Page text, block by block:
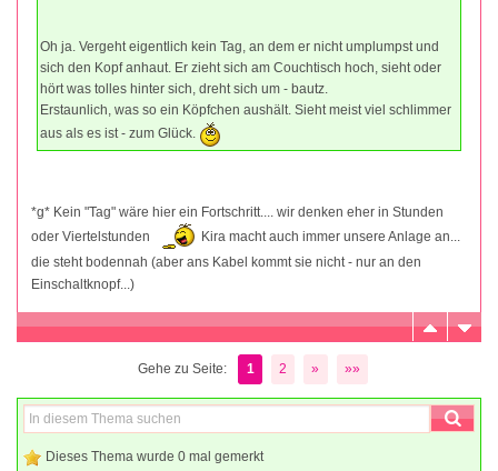
Oh ja. Vergeht eigentlich kein Tag, an dem er nicht umplumpst und
sich den Kopf anhaut. Er zieht sich am Couchtisch hoch, sieht oder
hört was tolles hinter sich, dreht sich um - bautz.
Erstaunlich, was so ein Köpfchen aushält. Sieht meist viel schlimmer
aus als es ist - zum Glück.
*g* Kein "Tag" wäre hier ein Fortschritt.... wir denken eher in Stunden
oder Viertelstunden
Kira macht auch immer unsere Anlage an...
die steht bodennah (aber ans Kabel kommt sie nicht - nur an den
Einschaltknopf...)
Gehe zu Seite: 1 2 » »»
Dieses Thema wurde 0 mal gemerkt